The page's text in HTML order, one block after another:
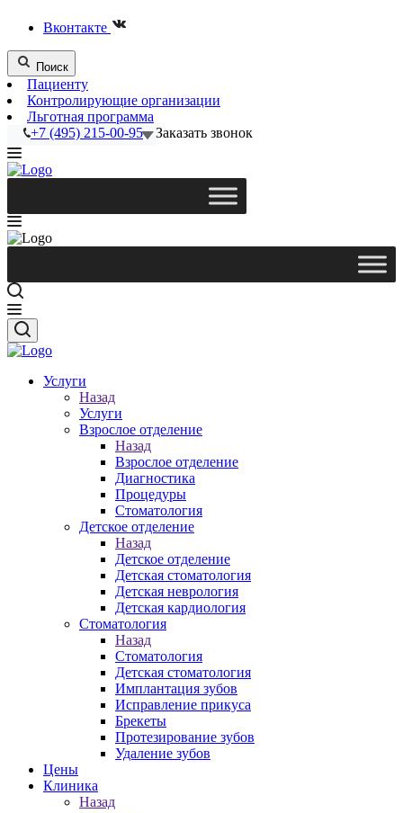
Вконтакте
Поиск
Пациенту
Контролирующие организации
Льготная программа
+7 (495) 215-00-95
Заказать звонок
Услуги
Назад
Услуги
Взрослое отделение
Назад
Взрослое отделение
Диагностика
Процедуры
Стоматология
Детское отделение
Назад
Детское отделение
Детская стоматология
Детская неврология
Детская кардиология
Стоматология
Назад
Стоматология
Детская стоматология
Имплантация зубов
Исправление прикуса
Брекеты
Протезирование зубов
Удаление зубов
Цены
Клиника
Назад